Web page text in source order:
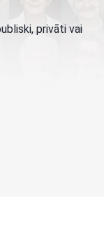
privāti vai